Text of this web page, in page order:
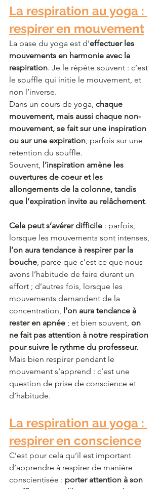
La respiration au yoga :
respirer en mouvement
La base du yoga est d’effectuer les
mouvements en harmonie avec la
respiration. Je le répète souvent : c’est
le souffle qui initie le mouvement, et
non l’inverse.
Dans un cours de yoga, chaque
mouvement, mais aussi chaque non-
mouvement, se fait sur une inspiration
ou sur une expiration, parfois sur une
rétention du souffle.
Souvent, l’inspiration amène les
ouvertures de coeur et les
allongements de la colonne, tandis
que l’expiration invite au relâchement.
Cela peut s’avérer difficile : parfois,
lorsque les mouvements sont intenses,
l’on aura tendance à respirer par la
bouche, parce que c’est ce que nous
avons l’habitude de faire durant un
effort ; d’autres fois, lorsque les
mouvements demandent de la
concentration, l’on aura tendance à
rester en apnée ; et bien souvent, on
ne fait pas attention à notre respiration
pour suivre le rythme du professeur.
Mais bien respirer pendant le
mouvement s’apprend : c’est une
question de prise de conscience et
d’habitude.
La respiration au yoga :
respirer en conscience
C’est pour cela qu’il est important
d’apprendre à respirer de manière
conscientisée : porter attention à son